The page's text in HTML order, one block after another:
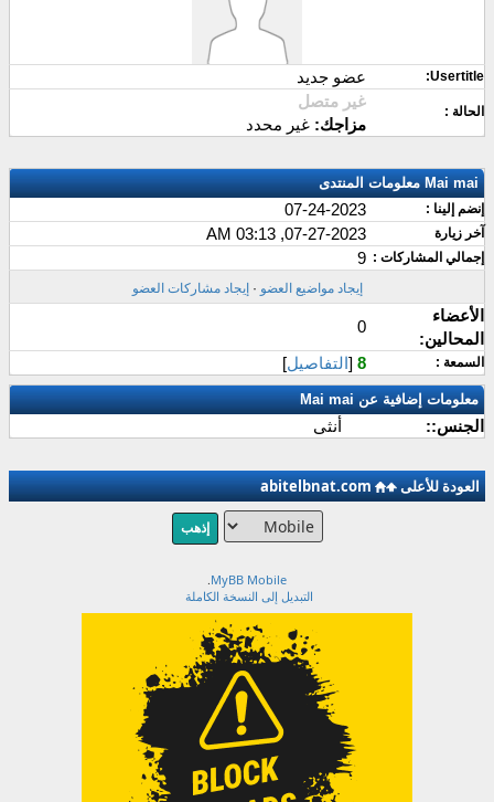
Usertitle: عضو جديد
الحالة :
غير متصل
مزاجك: غير محدد
Mai mai معلومات المنتدى
إنضم إلينا : 07-24-2023
آخر زيارة 07-27-2023, 03:13 AM
إجمالي المشاركات : 9
إيجاد مواضيع العضو · إيجاد مشاركات العضو
الأعضاء
المحالين:
0
السمعة : 8
[التفاصيل]
معلومات إضافية عن Mai mai
الجنس:: أنثى
العودة للأعلى abitelbnat.com
MyBB Mobile
.
التبديل إلى النسخة الكاملة